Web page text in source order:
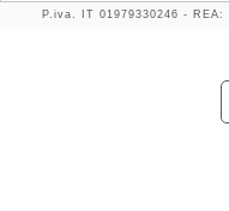
P.iva. IT 01979330246 -